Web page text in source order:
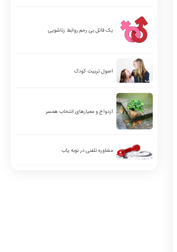
یک قاتل بی رحم روابط زناشویی
اصول تربیت کودک
ازدواج و معیارهای انتخاب همسر
مشاوره تلفنی در نوبه یاب